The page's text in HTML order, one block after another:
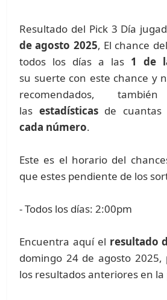
Resultado del Pick 3 Día
de agosto 2025, El chance del
todos los días a las 1 de
su suerte con este chance y
recomendados,
las estadísticasde cuantas
cada número.
Este es el horario del
que estes pendiente de los
- Todos los días: 2:00pm
Encuentra aquí el resultado
domingo 24 de agosto 2025,
los resultados anteriores en la